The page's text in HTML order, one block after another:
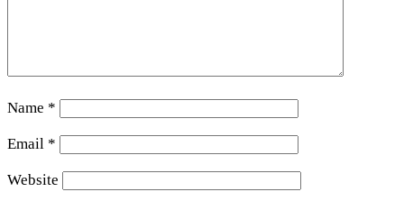
Name *
Email *
Website